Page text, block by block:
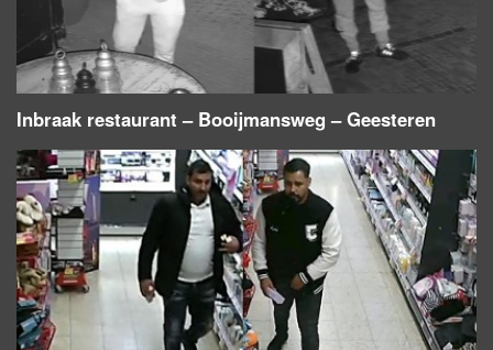
Inbraak restaurant – Booijmansweg – Geesteren